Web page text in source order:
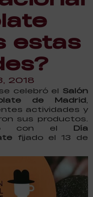
estas
2018
celebró el Salón
de Madrid,
actividades y
sus productos.
con el Día
fijado el 13 de